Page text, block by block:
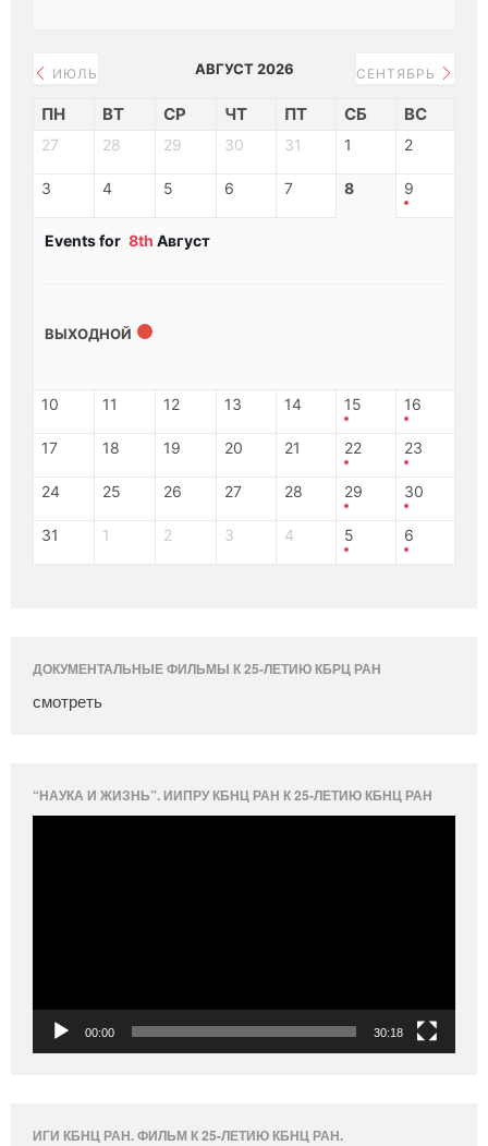
ИЮЛЬ АВГУСТ 2026 СЕНТЯБРЬ
ПН ВТ СР ЧТ ПТ СБ ВС
27 28 29 30 31 1 2
3 4 5 6 7 8 9
Events for 8th Август
ВЫХОДНОЙ
10 11 12 13 14 15 16
17 18 19 20 21 22 23
24 25 26 27 28 29 30
31 1 2 3 4 5 6
ДОКУМЕНТАЛЬНЫЕ ФИЛЬМЫ К 25-ЛЕТИЮ КБРЦ РАН
смотреть
“НАУКА И ЖИЗНЬ”. ИИПРУ КБНЦ РАН К 25-ЛЕТИЮ КБНЦ РАН
00:00 30:18
ИГИ КБНЦ РАН. ФИЛЬМ К 25-ЛЕТИЮ КБНЦ РАН.